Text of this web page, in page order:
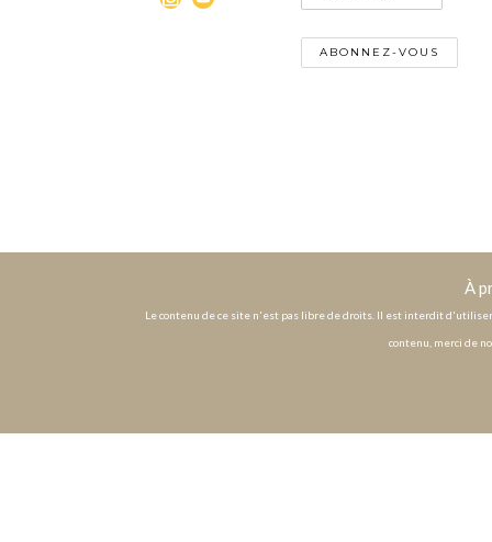
À
Le contenu de ce site n'est pas libre de droits. Il est interdit
contenu, merci de